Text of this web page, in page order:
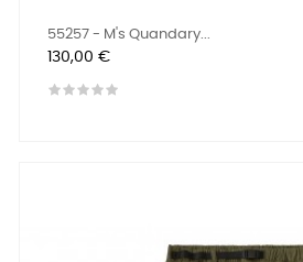
55257 - M's Quandary...
Prix
130,00 €